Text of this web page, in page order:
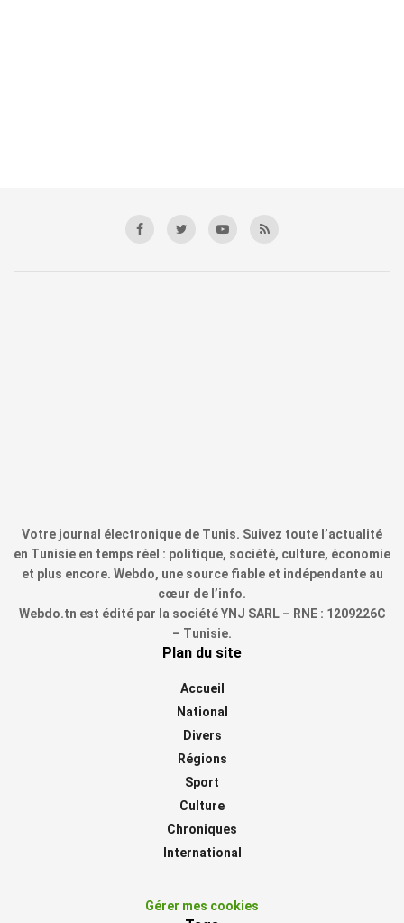
Votre journal électronique de Tunis. Suivez toute l’actualité
en Tunisie en temps réel : politique, société, culture, économie
et plus encore. Webdo, une source fiable et indépendante au
cœur de l’info.
Webdo.tn est édité par la société YNJ SARL – RNE : 1209226C
– Tunisie.
Plan du site
Accueil
National
Divers
Régions
Sport
Culture
Chroniques
International
Gérer mes cookies